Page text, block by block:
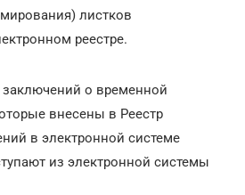
листков
реестре.
о временной
внесены в Реестр
в электронной системе
из электронной системы